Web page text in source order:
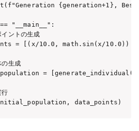
{generation+1},
"__main__":
ントの生成
= [(x/10.0, math.sin(x/10.0))
生成
=